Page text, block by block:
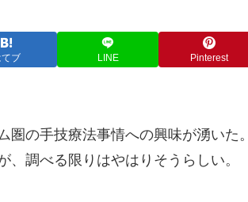
ブ LINE Pinterest
圏の手技療法事情への興味が湧いた
調べる限りはやはりそうらしい。